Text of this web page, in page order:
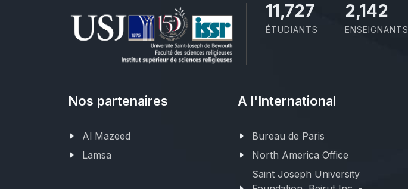
11,727
ÉTUDIANTS
2,142
ENSEIGNANTS
Nos partenaires
Al Mazeed
Lamsa
A l'International
Bureau de Paris
North America Office
Saint Joseph University